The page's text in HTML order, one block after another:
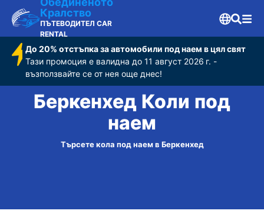
Кралство
ПЪТЕВОДИТЕЛ CAR
RENTAL
До 20% отстъпка за автомобили под наем в цял свят
Тази промоция е валидна до 11 август 2026 г. -
възползвайте се от нея още днес!
Беркенхед Коли под
наем
Търсете кола под наем в Беркенхед